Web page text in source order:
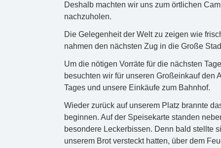
Deshalb machten wir uns zum örtlichen
nachzuholen.
Die Gelegenheit der Welt zu zeigen wie
nahmen den nächsten Zug in die Große
Um die nötigen Vorräte für die nächsten
besuchten wir für unseren Großeinkauf den
Tages und unsere Einkäufe zum Bahnhof.
Wieder zurück auf unserem Platz brannte
beginnen. Auf der Speisekarte standen
besondere Leckerbissen. Denn bald stellte
unserem Brot versteckt hatten, über dem